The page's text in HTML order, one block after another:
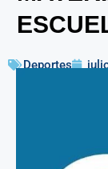
Deportes